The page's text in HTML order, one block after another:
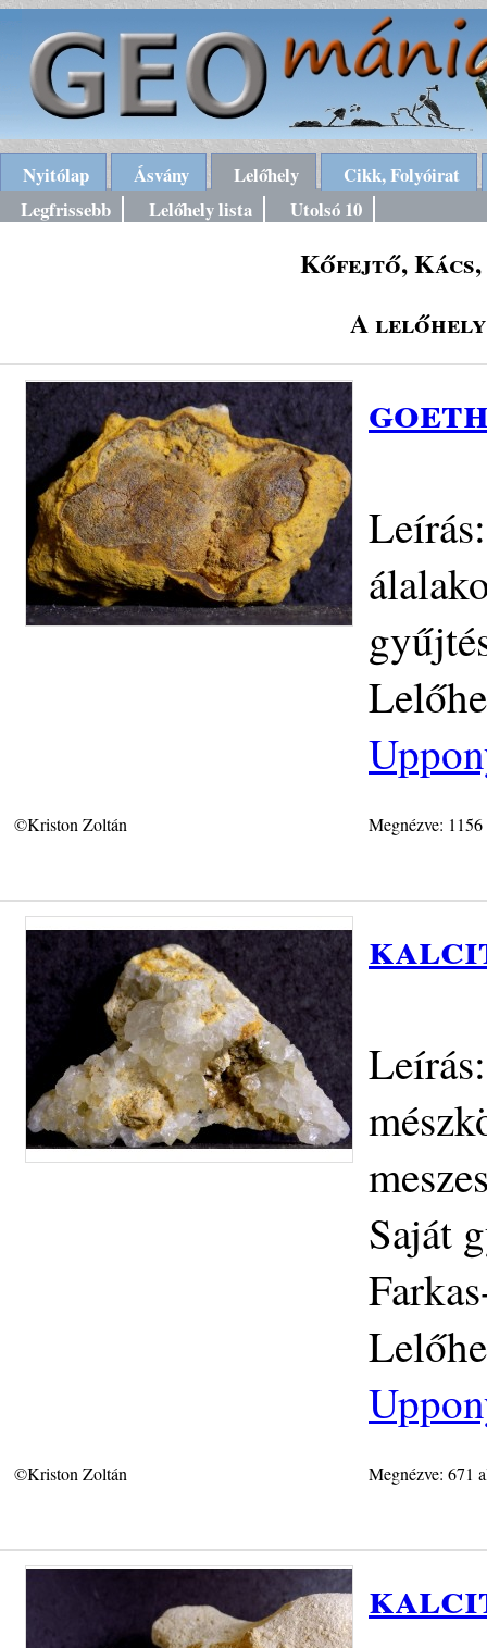
Nyitólap Ásvány Lelőhely
Cikk, Folyóirat
Legfrissebb
Lelőhely lista Utolsó 10
Kőfejtő, Kács,
A lelőhely
©Kriston Zoltán Megnézve:
Saját
©Kriston Zoltán Megnézve: 671